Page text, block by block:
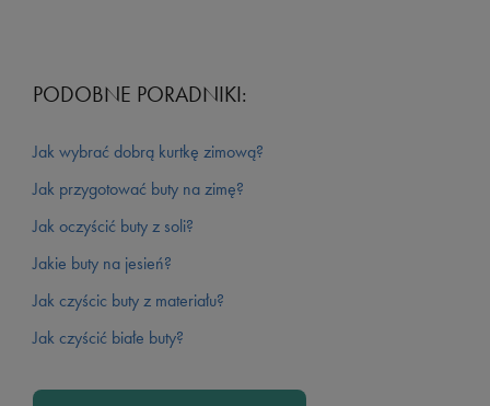
PODOBNE PORADNIKI:
Jak wybrać dobrą kurtkę zimową?
Jak przygotować buty na zimę?
Jak oczyścić buty z soli?
Jakie buty na jesień?
Jak czyścic buty z materiału?
Jak czyścić białe buty?